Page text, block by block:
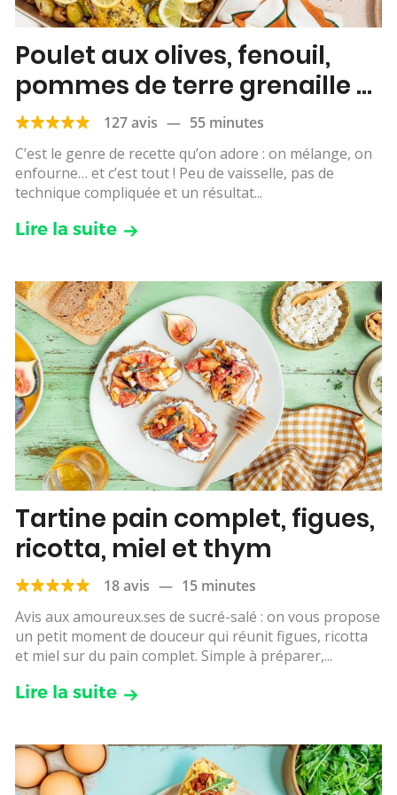
Poulet aux olives, fenouil,
pommes de terre grenaille &
citron
127 avis — 55 minutes
C’est le genre de recette qu’on adore : on mélange, on
enfourne… et c’est tout ! Peu de vaisselle, pas de
technique compliquée et un résultat...
Lire la suite
Tartine pain complet, figues,
ricotta, miel et thym
18 avis — 15 minutes
Avis aux amoureux.ses de sucré-salé : on vous propose
un petit moment de douceur qui réunit figues, ricotta
et miel sur du pain complet. Simple à préparer,...
Lire la suite